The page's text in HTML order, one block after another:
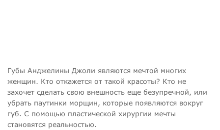
Губы Анджелины Джоли являются мечтой многих
женщин. Кто откажется от такой красоты? Кто не
захочет сделать свою внешность еще безупречной, или
убрать паутинки морщин, которые появляются вокруг
губ. С помощью пластической хирургии мечты
становятся реальностью.